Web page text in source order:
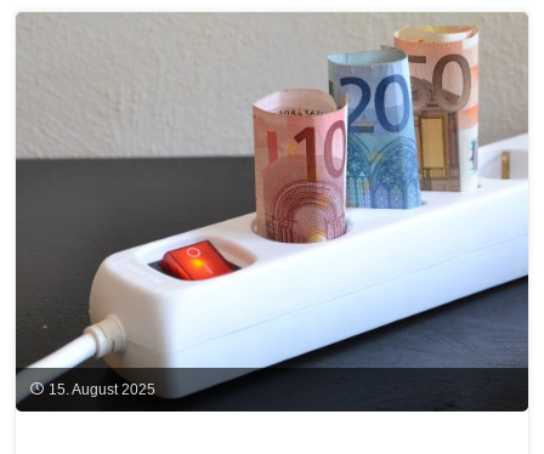
15. August 2025